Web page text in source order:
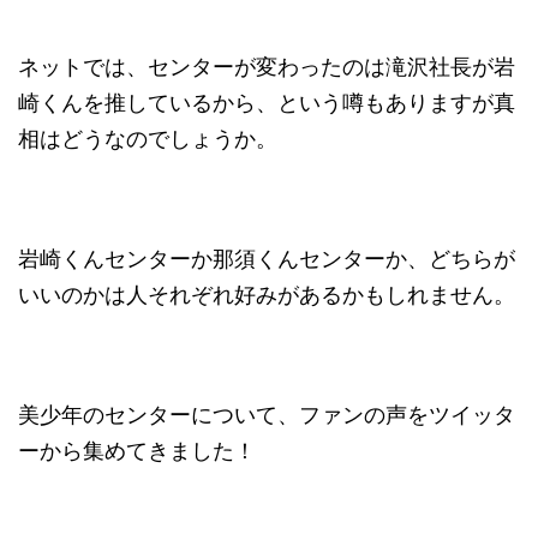
ネットでは、センターが変わったのは滝沢社長が岩
崎くんを推しているから、という噂もありますが真
相はどうなのでしょうか。
岩崎くんセンターか那須くんセンターか、どちらが
いいのかは人それぞれ好みがあるかもしれません。
美少年のセンターについて、ファンの声をツイッタ
ーから集めてきました！